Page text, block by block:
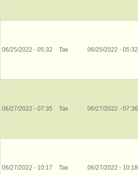
06/25/2022 - 05:32 Так 06/25/2022 - 05:32
06/27/2022 - 07:35 Так 06/27/2022 - 07:36
06/27/2022 - 10:17 Так 06/27/2022 - 10:18